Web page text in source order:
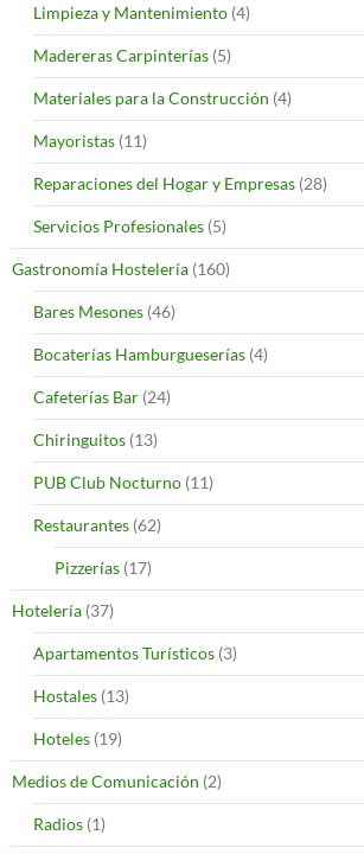
Limpieza y Mantenimiento (4)
Madereras Carpinterías (5)
Materiales para la Construcción (4)
Mayoristas (11)
Reparaciones del Hogar y Empresas (28)
Servicios Profesionales (5)
Gastronomía Hostelería (160)
Bares Mesones (46)
Bocaterías Hamburgueserías (4)
Cafeterías Bar (24)
Chiringuitos (13)
PUB Club Nocturno (11)
Restaurantes (62)
Pizzerías (17)
Hotelería (37)
Apartamentos Turísticos (3)
Hostales (13)
Hoteles (19)
Medios de Comunicación (2)
Radios (1)